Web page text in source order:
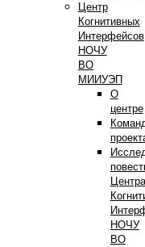
Центр
Когнитивных
Интерфейсов
НОЧУ
ВО
МИИУЭП
О
центре
Центра
НОЧУ
ВО